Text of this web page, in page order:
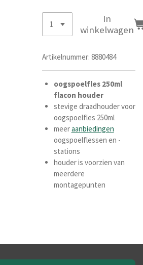
In
winkelwagen
Artikelnummer: 8880484
oogspoelfles 250ml
flacon houder
stevige draadhouder voor
oogspoelfles 250ml
meeraanbiedingen
oogspoelflessen en -
stations
houder is voorzien van
meerdere
montagepunten